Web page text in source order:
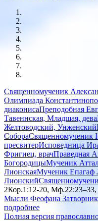
Священномученик
Олимпиада
диаконисаПреподобная
Тавеннская, Младшая, дева
Желтоводский, Унженский
СобораСвященномученик
пресвитерИсповедница
Фригиец, врачПраведная
БогородицыМученик
ЛионскаяМученик Епагаф
Лионский
2Кор.1:12-20, Мф.22:23–33,
Мысли Феофана
подробнее
Полная версия